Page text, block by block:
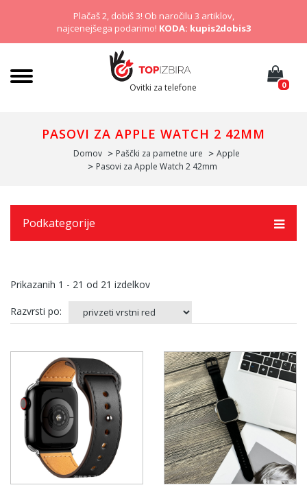
Plačaš 2, dobiš 3! Ob naročilu 3 artiklov,
najcenejšega podarimo! KODA: kupis2dobis3
Ovitki za telefone 0
PASOVI ZA APPLE WATCH 2 42MM
Domov Paščki za pametne ure
Apple
Pasovi za Apple Watch 2 42mm
Podkategorije
Prikazanih 1 - 21 od 21 izdelkov
Razvrsti po: